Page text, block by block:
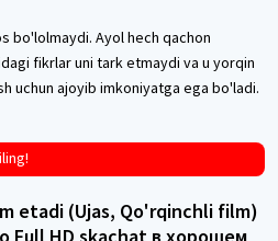
bo'lolmaydi. Ayol hech qachon
fikrlar uni tark etmaydi va u yorqin
uchun ajoyib imkoniyatga ega bo'ladi.
etadi (Ujas, Qo'rqinchli film)
Full HD skachat в хорошем